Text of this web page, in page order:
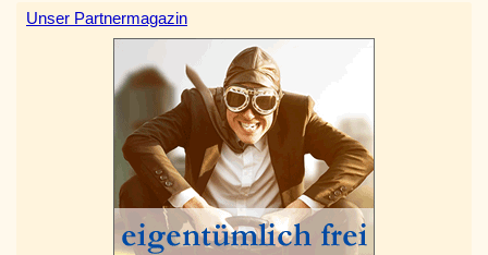
Unser Partnermagazin